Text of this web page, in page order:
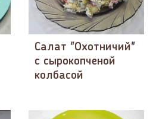
Салат "Охотничий"
с сырокопченой
колбасой